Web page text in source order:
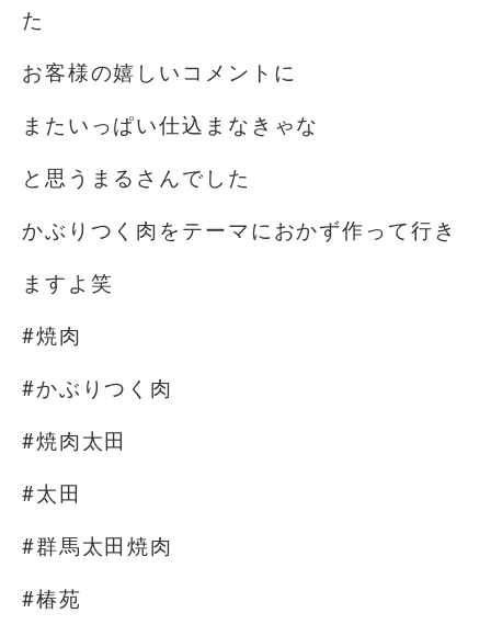
た
お客様の嬉しいコメントに
またいっぱい仕込まなきゃな
と思うまるさんでした
かぶりつく肉をテーマにおかず作って行き
ますよ笑
#焼肉
#かぶりつく肉
#焼肉太田
#太田
#群馬太田焼肉
#椿苑